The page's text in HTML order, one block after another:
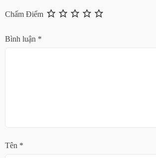
Chấm Điểm
Bình luận *
Tên *